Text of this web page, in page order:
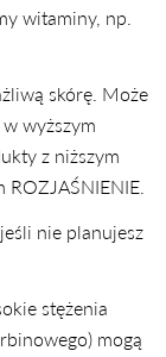
witaminy, np.
skórę. Może
wyższym
z niższym
nie planujesz
stężenia
mogą